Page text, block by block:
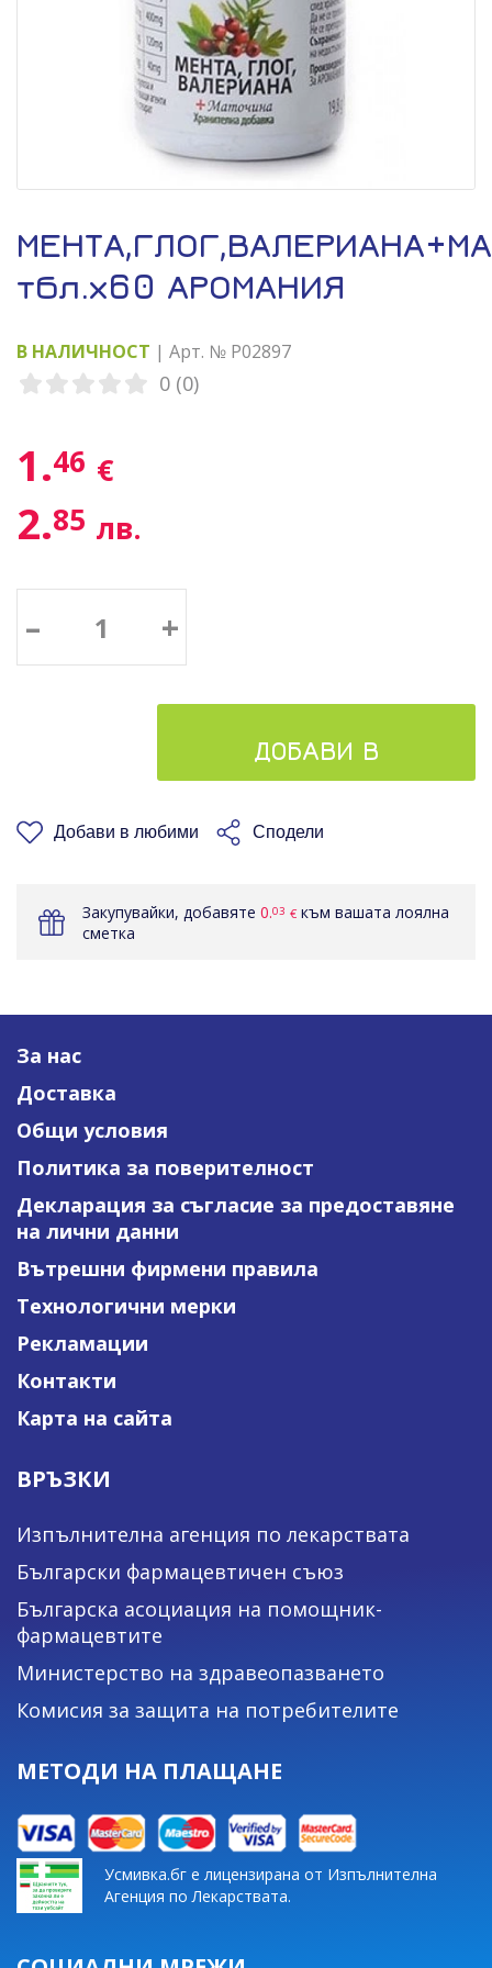
тбл.х60 АРОМАНИЯ
В НАЛИЧНОСТ | Арт. № P02897
0 (0)
1.46 €
2.85 лв.
– +
ДОБАВИ В
КОШНИЦАТА
Добави в любими Сподели
Закупувайки, добавяте 0.03 € към вашата лоялна
сметка
За нас
Доставка
Общи условия
Политика за поверителност
Декларация за съгласие за предоставяне
на лични данни
Вътрешни фирмени правила
Технологични мерки
Рекламации
Контакти
Карта на сайта
ВРЪЗКИ
Изпълнителна агенция по лекарствата
Български фармацевтичен съюз
Българска асоциация на помощник-
фармацевтите
Министерство на здравеопазването
Комисия за защита на потребителите
МЕТОДИ НА ПЛАЩАНЕ
Усмивка.бг е лицензирана от Изпълнителна
Агенция по Лекарствата.